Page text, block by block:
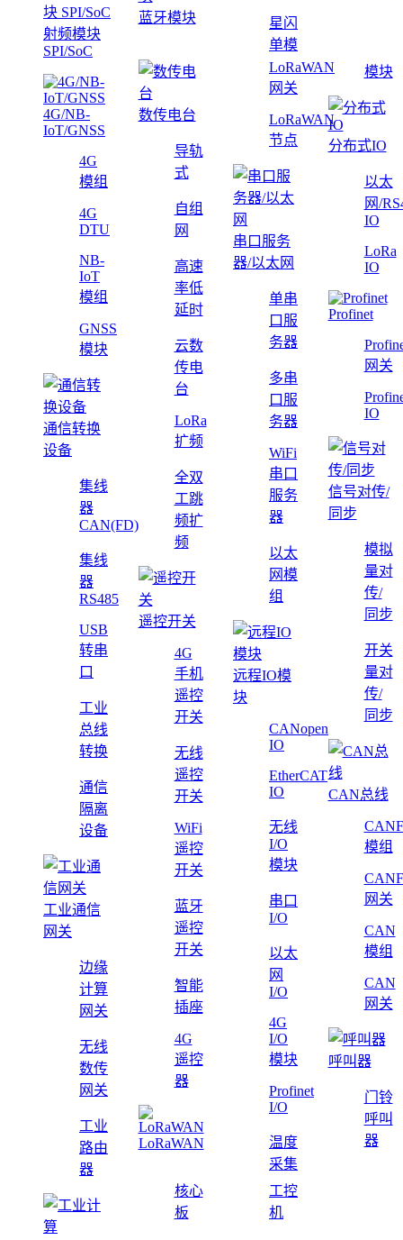
射频模块
SPI/SoC
蓝牙模块
星闪
单模
4G/NB-
IoT/GNSS
4G
模组
4G
DTU
NB-
IoT
模组
GNSS
模块
通信转换
设备
集线
器
CAN(FD)
集线
器
RS485
USB
转串
口
工业
总线
转换
通信
隔离
设备
工业通信
网关
边缘
计算
网关
无线
数传
网关
工业
路由
器
数传电台
导轨
式
自组
网
高速
率低
延时
云数
传电
台
LoRa
扩频
全双
工跳
频扩
频
遥控开关
4G
手机
遥控
开关
无线
遥控
开关
WiFi
遥控
开关
蓝牙
遥控
开关
智能
插座
4G
遥控
器
LoRaWAN
LoRaWAN
网关
LoRaWAN
节点
串口服务
器/以太网
单串
口服
务器
多串
口服
务器
WiFi
串口
服务
器
以太
网模
组
远程IO模
块
CANopen
IO
EtherCAT
IO
无线
I/O
模块
串口
I/O
以太
网
I/O
4G
I/O
模块
Profinet
I/O
温度
采集
模块
分布式IO
以太
网/
IO
LoRa
IO
Profinet
网关
IO
信号对传/
同步
模拟
量对
传/
同步
开关
量对
传/
同步
CAN总线
模组
网关
CAN
模组
CAN
网关
呼叫器
门铃
呼叫
器
核心
板
工控
机